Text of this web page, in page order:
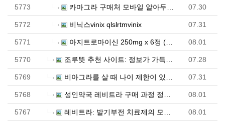
5773 카마그라 구매처 모바일 알아두면 도움이 되는 웹사이트 … 07.30
5772 비닉스vinix qlslrtmvinix 07.31
5771 아지트로마이신 250mg x 6정 (항생제) 구매대행 … 08.01
5770 조루뜻 추천 사이트: 정보가 가득한 최고의 페이지! 07.28
5769 비아그라를 살 때 나이 제한이 있나요? 07.31
5768 성인약국 레비트라 구매 과정 정리 - 파워약국 08.01
5767 레비트라: 발기부전 치료제의 모든 것과 안전한 복용 안… 08.01